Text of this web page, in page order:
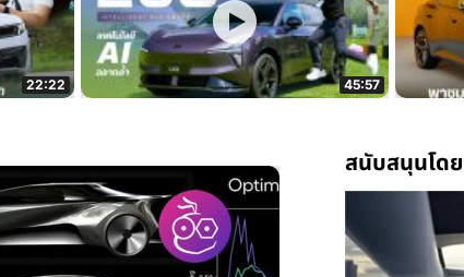
22:22 45:57
สนับสนุนโดย